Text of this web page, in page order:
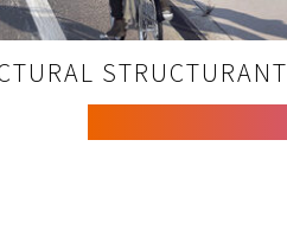
STRUCTURANT